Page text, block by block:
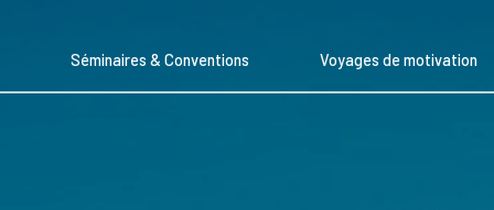
Séminaires & Conventions Voyages de motivation